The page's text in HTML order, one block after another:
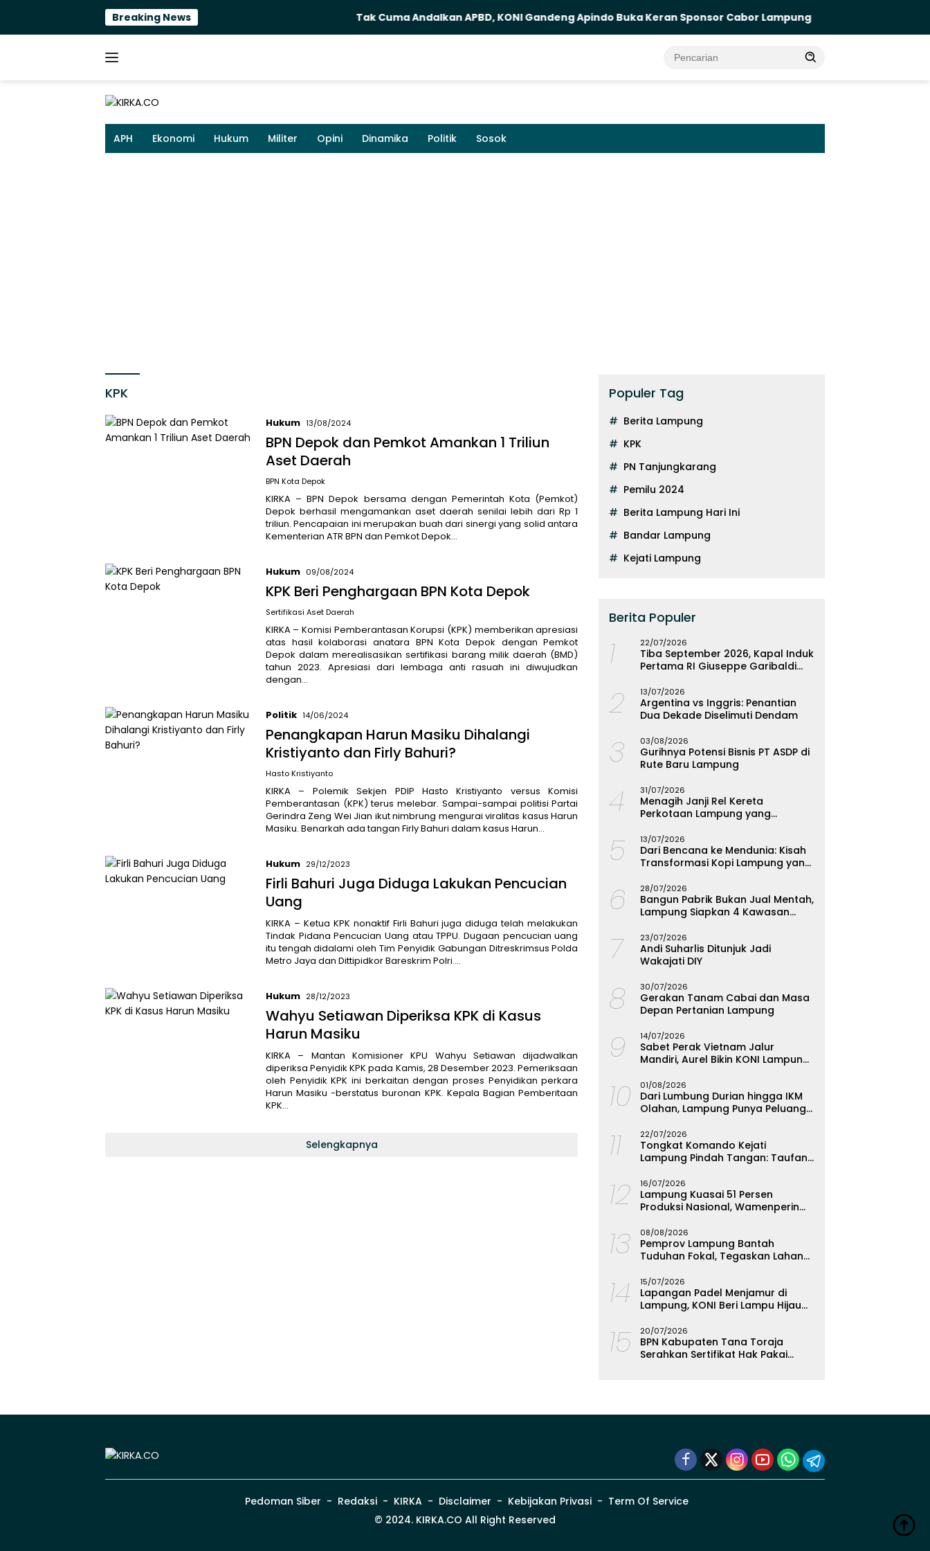
konten
Breaking News Tak Cuma Andalkan APBD, KONI Gandeng Apindo Buka Keran Sponsor Cabor Lampung
APH Ekonomi Hukum Militer Opini Dinamika Politik Sosok
KPK
Hukum 13/08/2024
BPN Depok dan Pemkot Amankan 1 Triliun
Aset Daerah
BPN Kota Depok
KIRKA – BPN Depok bersama dengan Pemerintah Kota (Pemkot)
Depok berhasil mengamankan aset daerah senilai lebih dari Rp 1
triliun. Pencapaian ini merupakan buah dari sinergi yang solid antara
Kementerian ATR BPN dan Pemkot Depok…
Hukum 09/08/2024
KPK Beri Penghargaan BPN Kota Depok
Sertifikasi Aset Daerah
KIRKA – Komisi Pemberantasan Korupsi (KPK) memberikan apresiasi
atas hasil kolaborasi anatara BPN Kota Depok dengan Pemkot
Depok dalam merealisasikan sertifikasi barang milik daerah (BMD)
tahun 2023. Apresiasi dari lembaga anti rasuah ini diwujudkan
dengan…
Politik 14/06/2024
Penangkapan Harun Masiku Dihalangi
Kristiyanto dan Firly Bahuri?
Hasto Kristiyanto
KIRKA – Polemik Sekjen PDIP Hasto Kristiyanto versus Komisi
Pemberantasan (KPK) terus melebar. Sampai-sampai politisi Partai
Gerindra Zeng Wei Jian ikut nimbrung mengurai viralitas kasus Harun
Masiku. Benarkah ada tangan Firly Bahuri dalam kasus Harun…
Hukum 29/12/2023
Firli Bahuri Juga Diduga Lakukan Pencucian
Uang
KIRKA – Ketua KPK nonaktif Firli Bahuri juga diduga telah melakukan
Tindak Pidana Pencucian Uang atau TPPU. Dugaan pencucian uang
itu tengah didalami oleh Tim Penyidik Gabungan Ditreskrimsus Polda
Metro Jaya dan Dittipidkor Bareskrim Polri….
Hukum 28/12/2023
Wahyu Setiawan Diperiksa KPK di Kasus
Harun Masiku
KIRKA – Mantan Komisioner KPU Wahyu Setiawan dijadwalkan
diperiksa Penyidik KPK pada Kamis, 28 Desember 2023. Pemeriksaan
oleh Penyidik KPK ini berkaitan dengan proses Penyidikan perkara
Harun Masiku -berstatus buronan KPK. Kepala Bagian Pemberitaan
KPK…
Selengkapnya
Populer Tag
Berita Lampung
KPK
PN Tanjungkarang
Pemilu 2024
Berita Lampung Hari Ini
Bandar Lampung
Kejati Lampung
Berita Populer
1 22/07/2026
Tiba September 2026, Kapal Induk
Pertama RI Giuseppe Garibaldi
2 13/07/2026
Argentina vs Inggris: Penantian
Dua Dekade Diselimuti Dendam
3 03/08/2026
Gurihnya Potensi Bisnis PT ASDP di
Rute Baru Lampung
4 31/07/2026
Menagih Janji Rel Kereta
Perkotaan Lampung yang
5 13/07/2026
Dari Bencana ke Mendunia: Kisah
Transformasi Kopi Lampung yang
6 28/07/2026
Bangun Pabrik Bukan Jual Mentah,
Lampung Siapkan 4 Kawasan
7 23/07/2026
Andi Suharlis Ditunjuk Jadi
Wakajati DIY
8 30/07/2026
Gerakan Tanam Cabai dan Masa
Depan Pertanian Lampung
9 14/07/2026
Sabet Perak Vietnam Jalur
Mandiri, Aurel Bikin KONI Lampung
10 01/08/2026
Dari Lumbung Durian hingga IKM
Olahan, Lampung Punya Peluang
11 22/07/2026
Tongkat Komando Kejati
Lampung Pindah Tangan: Taufan
Wakajati
12 16/07/2026
Lampung Kuasai 51 Persen
Produksi Nasional, Wamenperin
Olahan Singkong
13 08/08/2026
Pemprov Lampung Bantah
Tuduhan Fokal, Tegaskan Lahan
14 15/07/2026
Lapangan Padel Menjamur di
Lampung, KONI Beri Lampu Hijau
15 20/07/2026
BPN Kabupaten Tana Toraja
Serahkan Sertifikat Hak Pakai
Pedoman Siber Redaksi KIRKA Disclaimer Kebijakan Privasi
Term Of Service
© 2024. KIRKA.CO All Right Reserved